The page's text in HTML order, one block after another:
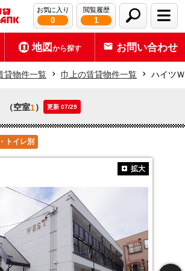
お気に入り
0
閲覧履歴
1
地図から探す お問い合わせ
貸物件一覧 巾上の賃貸物件一覧 ハイツ
（空室1） 更新 07/29
トイレ別
拡大